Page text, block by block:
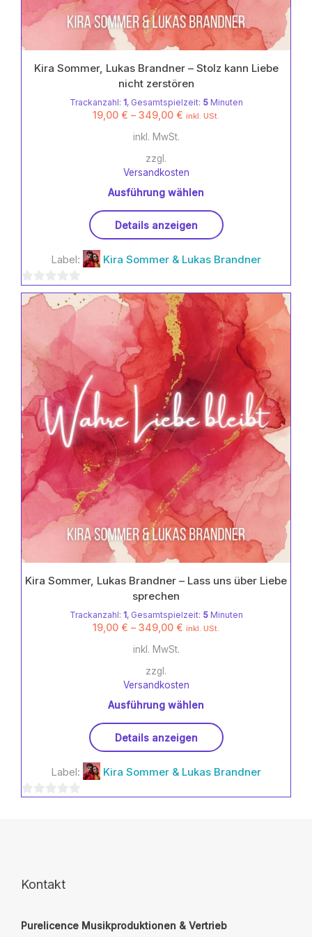
Kira Sommer, Lukas Brandner – Stolz kann Liebe
nicht zerstören
Trackanzahl: 1, Gesamtspielzeit: 5Minuten
19,00 € – 349,00 € inkl. USt.
inkl. MwSt.
zzgl.
Versandkosten
Ausführung wählen
Produkt
mehrere
auf.
Die
Optionen
können
auf
der
Produktseite
gewählt
werden
Details anzeigen
Label: Kira Sommer & Lukas Brandner
0
von
Kira Sommer, Lukas Brandner – Lass uns über Liebe
sprechen
Trackanzahl: 1, Gesamtspielzeit: 5Minuten
19,00 € – 349,00 € inkl. USt.
inkl. MwSt.
zzgl.
Versandkosten
Ausführung wählen
Produkt
mehrere
werden
Details anzeigen
Label: Kira Sommer & Lukas Brandner
Kontakt
Purelicence Musikproduktionen & Vertrieb